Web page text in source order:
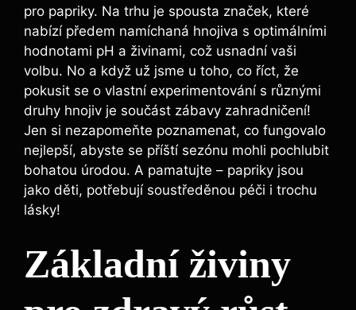
pro papriky. Na trhu je ⁢spousta ⁢značek, které
⁢nabízí‍ předem namíchaná hnojiva s optimálními
⁢hodnotami pH⁣ a živinami, což usnadní vaši
volbu. No​ a⁢ když už⁣ jsme ‍u toho, ‍co říct, že
pokusit se ⁤o vlastní‍ experimentování ‌s různými
druhy hnojiv je součást zábavy zahradničení!
Jen si nezapomeňte poznamenat, ⁤co fungovalo
nejlepší, abyste se⁣ příští sezónu mohli pochlubit
​bohatou úrodou. A ‍pamatujte –​ papriky jsou
jako děti, potřebují soustředěnou péči i⁤ trochu
lásky!
Základní živiny